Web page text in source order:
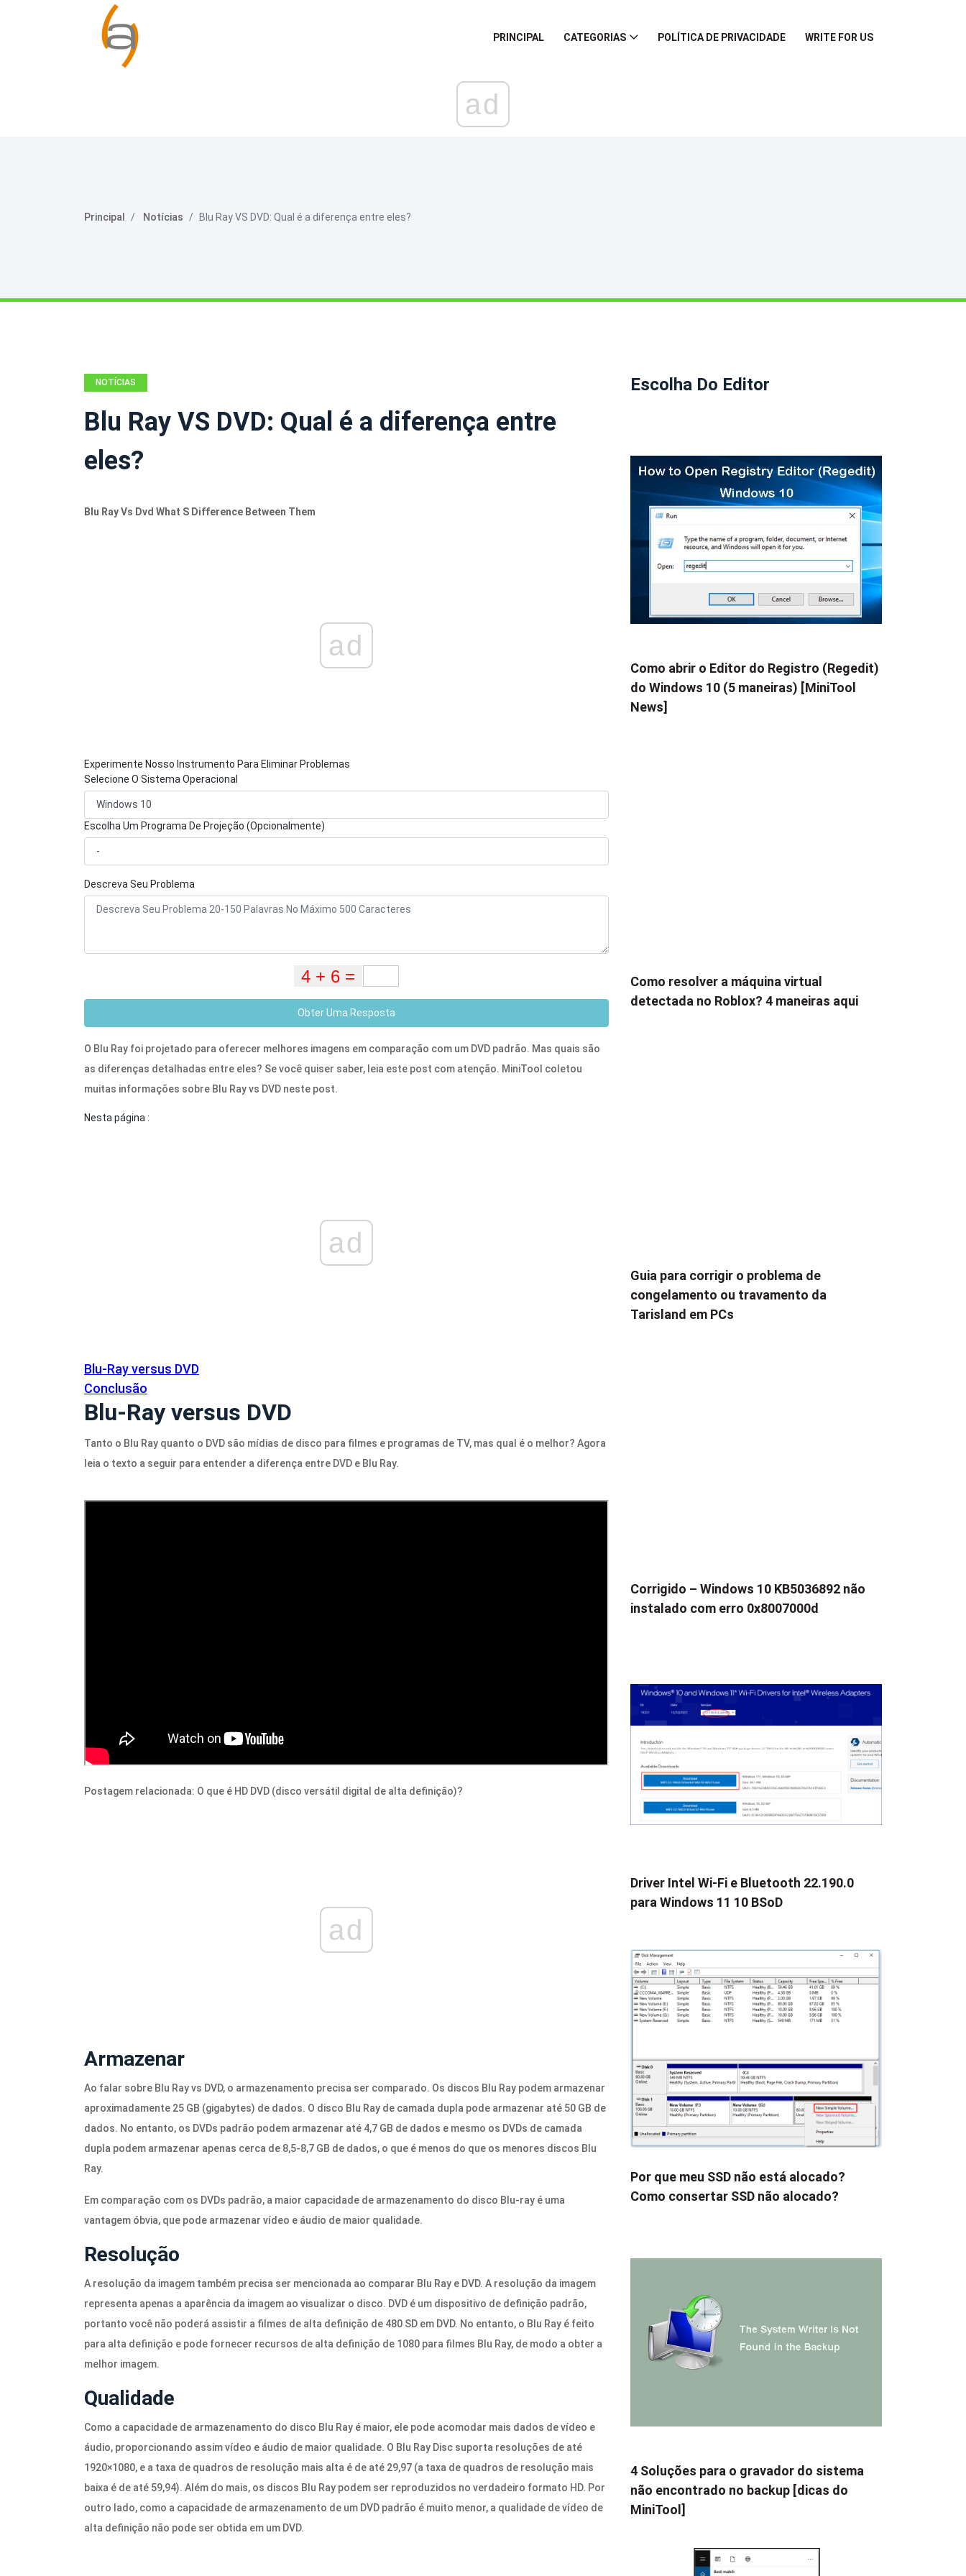
PRINCIPAL CATEGORIAS POLÍTICA DE PRIVACIDADE WRITE FOR US
ad
Principal Notícias Blu Ray VS DVD: Qual é a diferença entre eles?
NOTÍCIAS
Blu Ray VS DVD: Qual é a diferença entre
eles?
Blu Ray Vs Dvd What S Difference Between Them
ad
Experimente Nosso Instrumento Para Eliminar Problemas
Selecione O Sistema Operacional
Escolha Um Programa De Projeção (Opcionalmente)
Descreva Seu Problema
Obter Uma Resposta
O Blu Ray foi projetado para oferecer melhores imagens em comparação com um DVD padrão. Mas quais são
as diferenças detalhadas entre eles? Se você quiser saber, leia este post com atenção. MiniTool coletou
muitas informações sobre Blu Ray vs DVD neste post.
Nesta página :
ad
Blu-Ray versus DVD
Conclusão
Blu-Ray versus DVD
Tanto o Blu Ray quanto o DVD são mídias de disco para filmes e programas de TV, mas qual é o melhor? Agora
leia o texto a seguir para entender a diferença entre DVD e Blu Ray.
Postagem relacionada: O que é HD DVD (disco versátil digital de alta definição)?
ad
Armazenar
Ao falar sobre Blu Ray vs DVD, o armazenamento precisa ser comparado. Os discos Blu Ray podem armazenar
aproximadamente 25 GB (gigabytes) de dados. O disco Blu Ray de camada dupla pode armazenar até 50 GB de
dados. No entanto, os DVDs padrão podem armazenar até 4,7 GB de dados e mesmo os DVDs de camada
dupla podem armazenar apenas cerca de 8,5-8,7 GB de dados, o que é menos do que os menores discos Blu
Ray.
Em comparação com os DVDs padrão, a maior capacidade de armazenamento do disco Blu-ray é uma
vantagem óbvia, que pode armazenar vídeo e áudio de maior qualidade.
Resolução
A resolução da imagem também precisa ser mencionada ao comparar Blu Ray e DVD. A resolução da imagem
representa apenas a aparência da imagem ao visualizar o disco. DVD é um dispositivo de definição padrão,
portanto você não poderá assistir a filmes de alta definição de 480 SD em DVD. No entanto, o Blu Ray é feito
para alta definição e pode fornecer recursos de alta definição de 1080 para filmes Blu Ray, de modo a obter a
melhor imagem.
Qualidade
Como a capacidade de armazenamento do disco Blu Ray é maior, ele pode acomodar mais dados de vídeo e
áudio, proporcionando assim vídeo e áudio de maior qualidade. O Blu Ray Disc suporta resoluções de até
1920×1080, e a taxa de quadros de resolução mais alta é de até 29,97 (a taxa de quadros de resolução mais
baixa é de até 59,94). Além do mais, os discos Blu Ray podem ser reproduzidos no verdadeiro formato HD. Por
outro lado, como a capacidade de armazenamento de um DVD padrão é muito menor, a qualidade de vídeo de
alta definição não pode ser obtida em um DVD.
Escolha Do Editor
Como abrir o Editor do Registro (Regedit)
do Windows 10 (5 maneiras) [MiniTool
News]
Como resolver a máquina virtual
detectada no Roblox? 4 maneiras aqui
Guia para corrigir o problema de
congelamento ou travamento da
Tarisland em PCs
Corrigido – Windows 10 KB5036892 não
instalado com erro 0x8007000d
Driver Intel Wi-Fi e Bluetooth 22.190.0
para Windows 11 10 BSoD
Por que meu SSD não está alocado?
Como consertar SSD não alocado?
4 Soluções para o gravador do sistema
não encontrado no backup [dicas do
MiniTool]